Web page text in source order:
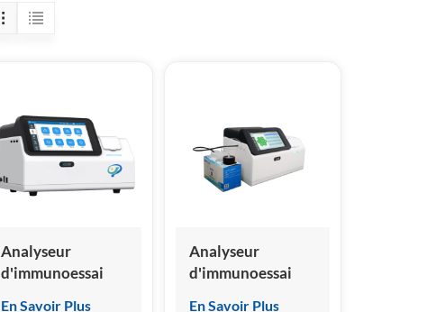
Analyseur
d'immunoessai
En Savoir Plus
Analyseur
d'immunoessai
En Savoir Plus